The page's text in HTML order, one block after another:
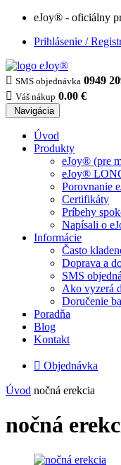
eJoy® - oficiálny
Prihlásenie /
 SMS objednávka 0949
 Váš nákup 0.00 €
Navigácia
Úvod
Produkty
eJoy® (pre
eJoy®
Porovnanie
Certifikáty
Príbehy
Napísali o
Informácie
Často
Doprava a
SMS
Ako vyzerá
Doručenie
Poradňa
Blog
Kontakt
 Objednávka
Úvod nočná erekcia
nočná